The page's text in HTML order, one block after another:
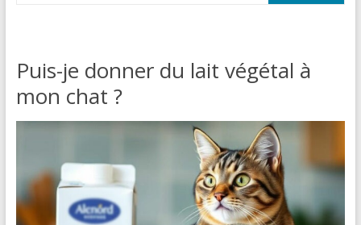
Puis-je donner du lait végétal à
mon chat ?